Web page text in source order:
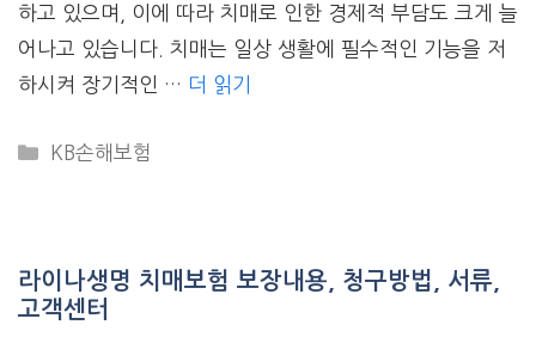
하고 있으며, 이에 따라 치매로 인한 경제적 부담도 크게 늘
어나고 있습니다. 치매는 일상 생활에 필수적인 기능을 저
하시켜 장기적인 … 더 읽기
CATEGORIES
KB손해보험
라이나생명 치매보험 보장내용, 청구방법, 서류,
고객센터